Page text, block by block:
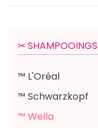
✂︎ SHAMPOOINGS
™ L'Oréal
™ Schwarzkopf
™ Wella